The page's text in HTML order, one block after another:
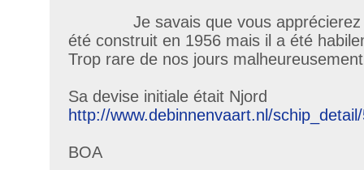
Je savais que vous
été construit en 1956 mais il a été
Trop rare de nos jours
Sa devise initiale était Njord
http://www.debinnenvaart.nl/
BOA